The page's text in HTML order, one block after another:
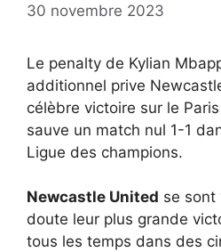
30 novembre 2023
Le penalty de Kylian
additionnel prive
célèbre victoire sur le
sauve un match nul 1-1
Ligue des champions.
Newcastle United se sont
doute leur plus grande
tous les temps dans des